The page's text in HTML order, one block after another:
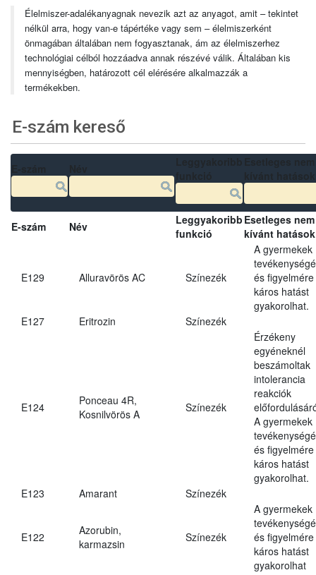
Élelmiszer-adalékanyagnak nevezik azt az anyagot, amit – tekintet
nélkül arra, hogy van-e tápértéke vagy sem – élelmiszerként
önmagában általában nem fogyasztanak, ám az élelmiszerhez
technológiai célból hozzáadva annak részévé válik. Általában kis
mennyiségben, határozott cél elérésére alkalmazzák a
termékekben.
E-szám kereső
E-szám Név
Leggyakoribb
funkció
Esetleges nem
kívánt hatások
E129 Alluravörös AC Színezék
A gyermekek
és figyelmére
káros hatást
gyakorolhat.
E127
Eritrozin Színezék
E124
Ponceau 4R,
Kosnilvörös A
Színezék
Érzékeny
egyéneknél
beszámoltak
intolerancia
reakciók
A gyermekek
és figyelmére
káros hatást
gyakorolhat.
E123
Amarant Színezék
E122
Azorubin,
karmazsin
Színezék
A gyermekek
és figyelmére
káros hatást
gyakorolhat